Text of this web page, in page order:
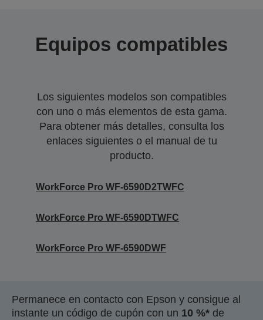
Equipos compatibles
Los siguientes modelos son compatibles
con uno o más elementos de esta gama.
Para obtener más detalles, consulta los
enlaces siguientes o el manual de tu
producto.
WorkForce Pro WF-6590D2TWFC
WorkForce Pro WF-6590DTWFC
WorkForce Pro WF-6590DWF
Permanece en contacto con Epson y consigue al
instante un código de cupón con un 10 %* de